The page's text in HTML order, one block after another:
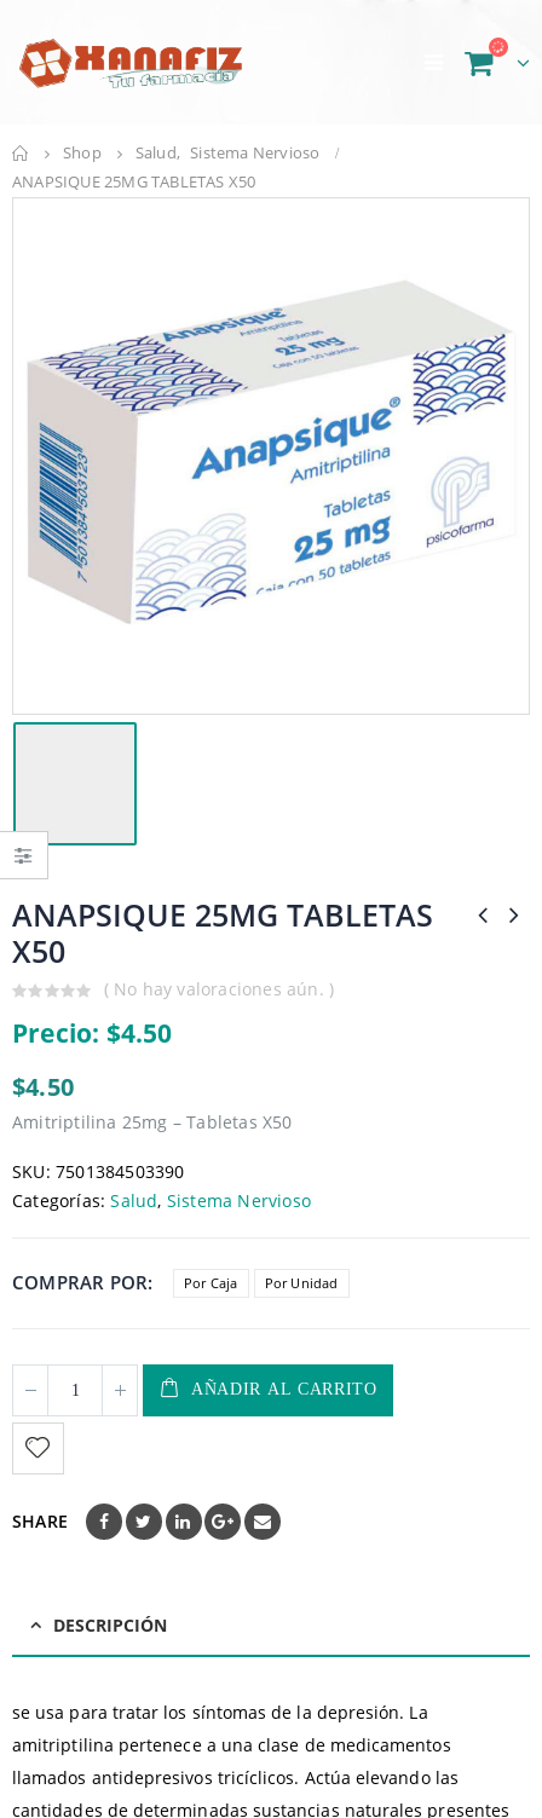
Shop Salud, Sistema Nervioso
ANAPSIQUE 25MG TABLETAS X50
ANAPSIQUE 25MG TABLETAS
X50
out
of
( No hay valoraciones aún. )
Precio: $4.50
$4.50
Amitriptilina 25mg – Tabletas X50
SKU: 7501384503390
Categorías:Salud, Sistema Nervioso
COMPRAR POR Por Caja Por Unidad
AÑADIR AL CARRITO
SHARE
DESCRIPCIÓN
se usa para tratar los síntomas de la depresión. La
amitriptilina pertenece a una clase de medicamentos
llamados antidepresivos tricíclicos. Actúa elevando las
cantidades de determinadas sustancias naturales presentes